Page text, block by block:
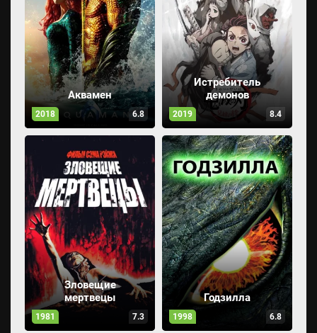
Аквамен
2018 6.8
Истребитель
демонов
2019 8.4
Зловещие
мертвецы
1981 7.3
Годзилла
1998 6.8